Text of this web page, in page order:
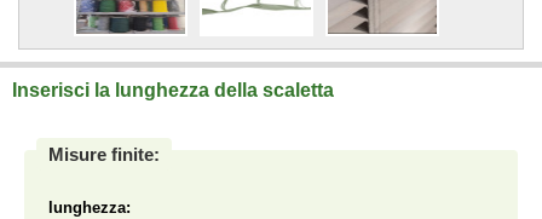
Inserisci la lunghezza della scaletta
Misure finite:
lunghezza: